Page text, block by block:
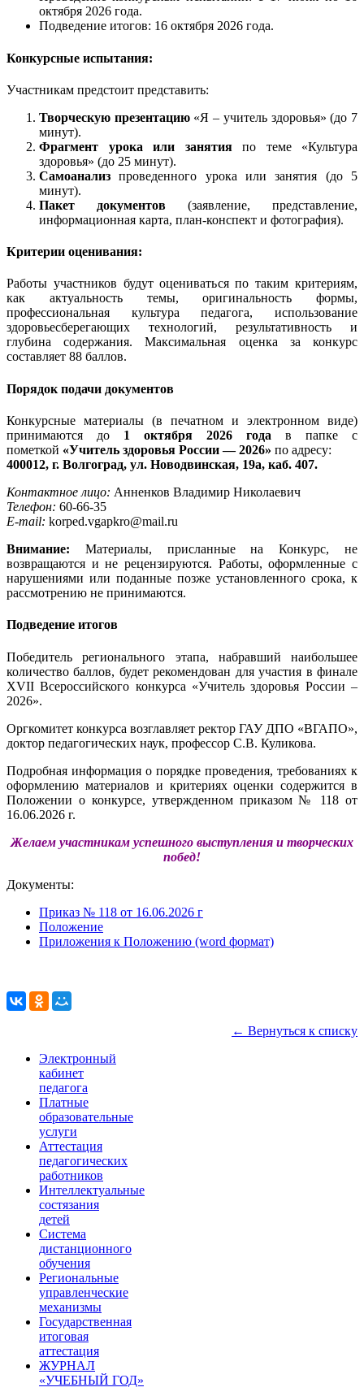
октября 2026 года.
Подведение итогов: 16 октября 2026 года.
Конкурсные испытания:
Участникам предстоит представить:
Творческую презентацию«Я – учитель здоровья» (до 7
минут).
Фрагмент урока или занятияпо теме «Культура
здоровья» (до 25 минут).
Самоанализ проведенного урока или занятия (до 5
минут).
Пакет документов (заявление, представление,
информационная карта, план-конспект и фотография).
Критерии оценивания:
Работы участников будут оцениваться по таким критериям,
как актуальность темы, оригинальность формы,
профессиональная культура педагога, использование
здоровьесберегающих технологий, результативность и
глубина содержания. Максимальная оценка за конкурс
составляет 88 баллов.
Порядок подачи документов
Конкурсные материалы (в печатном и электронном виде)
принимаются до 1 октября 2026 года в папке с
пометкой «Учитель здоровья России — 2026» по адресу:
400012, г. Волгоград, ул. Новодвинская, 19а, каб. 407.
Контактное лицо: Анненков Владимир Николаевич
Телефон: 60-66-35
E-mail: korped.vgapkro@mail.ru
Внимание: Материалы, присланные на Конкурс, не
возвращаются и не рецензируются. Работы, оформленные с
нарушениями или поданные позже установленного срока, к
рассмотрению не принимаются.
Подведение итогов
Победитель регионального этапа, набравший наибольшее
количество баллов, будет рекомендован для участия в финале
XVII Всероссийского конкурса «Учитель здоровья России –
2026».
Оргкомитет конкурса возглавляет ректор ГАУ ДПО «ВГАПО»,
доктор педагогических наук, профессор С.В. Куликова.
Подробная информация о порядке проведения, требованиях к
оформлению материалов и критериях оценки содержится в
Положении о конкурсе, утвержденном приказом № 118 от
16.06.2026 г.
Желаем участникам успешного выступления и творческих
побед!
Документы:
Приказ № 118 от 16.06.2026 г
Положение
Приложения к Положению (word формат)
← Вернуться к списку
Электронный
кабинет
педагога
Платные
образовательные
услуги
Аттестация
педагогических
работников
Интеллектуальные
состязания
детей
Система
дистанционного
обучения
Региональные
управленческие
механизмы
Государственная
итоговая
аттестация
ЖУРНАЛ
«УЧЕБНЫЙ ГОД»